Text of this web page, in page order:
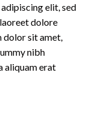
elit, sed
dolore
dolor sit amet,
nibh
aliquam erat